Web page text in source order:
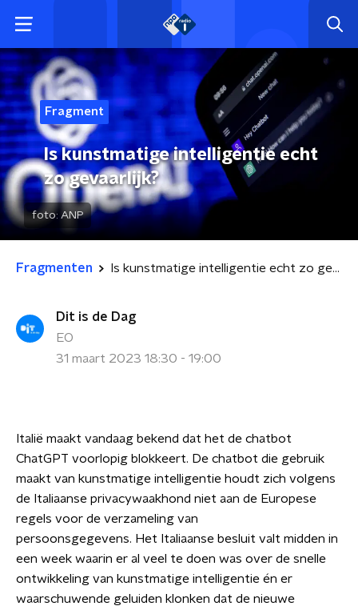
Fragment
Is kunstmatige intelligentie echt
zo gevaarlijk?
foto: ANP
Fragmenten Is kunstmatige intelligentie echt zo gevaarlijk?
Dit is de Dag
EO
31 maart 2023 18:30 - 19:00
Italië maakt vandaag bekend dat het de chatbot
ChatGPT voorlopig blokkeert. De chatbot die gebruik
maakt van kunstmatige intelligentie houdt zich volgens
de Italiaanse privacywaakhond niet aan de Europese
regels voor de verzameling van
persoonsgegevens. Het Italiaanse besluit valt midden in
een week waarin er al veel te doen was over de snelle
ontwikkeling van kunstmatige intelligentie én er
waarschuwende geluiden klonken dat de nieuwe